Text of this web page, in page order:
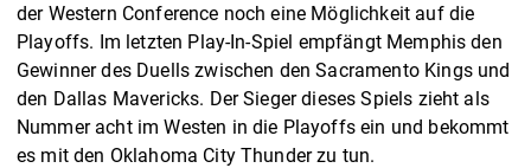
der Western Conference noch eine Möglichkeit auf die
Playoffs. Im letzten Play-In-Spiel empfängt Memphis den
Gewinner des Duells zwischen den Sacramento Kings und
den Dallas Mavericks. Der Sieger dieses Spiels zieht als
Nummer acht im Westen in die Playoffs ein und bekommt
es mit den Oklahoma City Thunder zu tun.